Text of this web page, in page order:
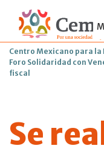
Centro Mexicano para
Foro Solidaridad con
fiscal
Se